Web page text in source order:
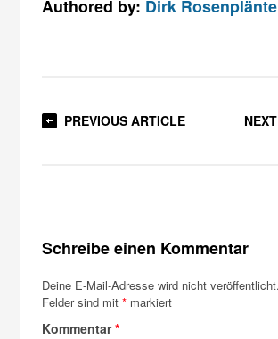
Authored by: Dirk
PREVIOUS ARTICLE
Schreibe einen Kommentar
Deine E-Mail-Adresse wird nicht veröffentlicht.
Felder sind mit* markiert
Kommentar*